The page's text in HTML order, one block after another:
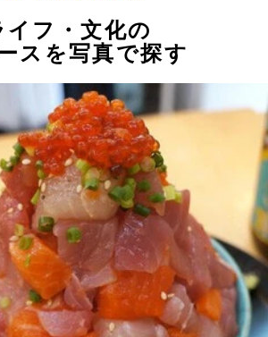
イフ・文化の
スを写真で探す